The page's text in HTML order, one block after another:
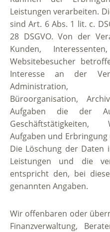
Leistungen verarbeiten.
sind Art. 6 Abs. 1 lit. c.
28 DSGVO. Von der
Kunden,
Websitebesucher
Interesse an der
Administration,
Büroorganisation,
Aufgaben die der
Geschäftstätigkeiten,
Aufgaben und
Die Löschung der Daten
Leistungen und die
entspricht den, bei
genannten Angaben.
Wir offenbaren oder
Finanzverwaltung,